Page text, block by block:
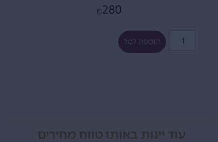
₪ 280
הוספה לסל
עוד יינות באותו טווח מחירים